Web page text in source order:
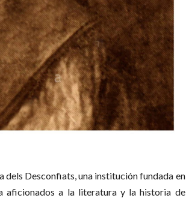
dels Desconfiats, una institución fundada en
aficionados a la literatura y la historia de